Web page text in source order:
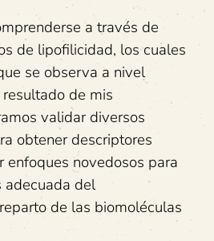
a través de
de lipofilicidad, los cuales
se observa a nivel
de mis
validar diversos
obtener descriptores
novedosos para
adecuada del
de las biomoléculas